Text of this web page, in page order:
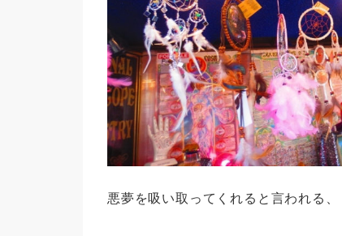
悪夢を吸い取ってくれると言われる、